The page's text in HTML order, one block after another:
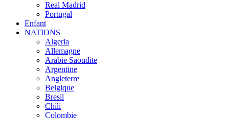
Real Madrid
Portugal
Enfant
NATIONS
Algeria
Allemagne
Arabie Saoudite
Argentine
Angleterre
Belgique
Bresil
Chili
Colombie